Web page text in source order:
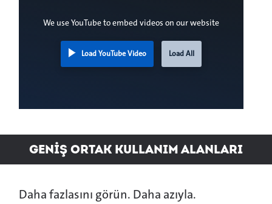
We use YouTube to embed videos on our website
Load YouTube Video Load All
GENİŞ ortak kullanım alanları
Daha fazlasını görün. Daha azıyla.